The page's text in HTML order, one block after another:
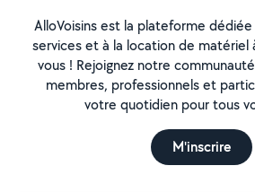
AlloVoisins est la plateforme
services et à la location de matériel
vous ! Rejoignez notre
membres, professionnels et
votre quotidien pour tous
M'inscrire